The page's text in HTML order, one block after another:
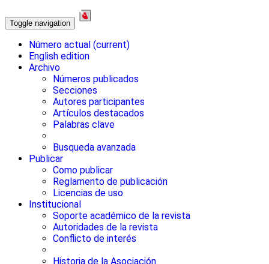
Toggle navigation
Número actual (current)
English edition
Archivo
Números publicados
Secciones
Autores participantes
Artículos destacados
Palabras clave
Busqueda avanzada
Publicar
Como publicar
Reglamento de publicación
Licencias de uso
Institucional
Soporte académico de la revista
Autoridades de la revista
Conflicto de interés
Historia de la Asociación